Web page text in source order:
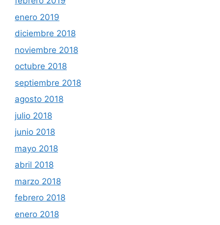
enero 2019
diciembre 2018
noviembre 2018
octubre 2018
septiembre 2018
agosto 2018
julio 2018
junio 2018
mayo 2018
abril 2018
marzo 2018
febrero 2018
enero 2018